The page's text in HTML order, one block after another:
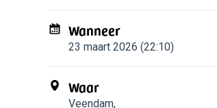
Wanneer
23 maart 2026 (22:10)
Waar
Veendam,